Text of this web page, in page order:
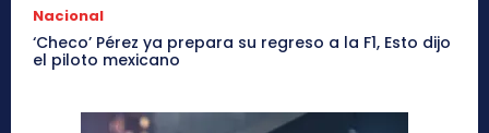
Nacional
‘Checo’ Pérez ya prepara su regreso a la F1, Esto dijo
el piloto mexicano